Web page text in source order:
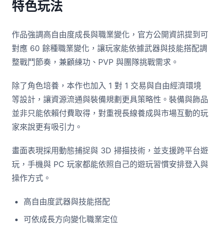
特色玩法
作品強調高自由度成長與職業變化，官方公開資訊提到可
對應 60 餘種職業變化，讓玩家能依據武器與技能搭配調
整戰鬥節奏，兼顧練功、PVP 與團隊挑戰需求。
除了角色培養，本作也加入 1 對 1 交易與自由經濟環境
等設計，讓資源流通與裝備規劃更具策略性。裝備與飾品
並非只能依賴付費取得，對重視長線養成與市場互動的玩
家來說更有吸引力。
畫面表現採用動態捕捉與 3D 掃描技術，並支援跨平台遊
玩，手機與 PC 玩家都能依照自己的遊玩習慣安排登入與
操作方式。
高自由度武器與技能搭配
可依成長方向變化職業定位